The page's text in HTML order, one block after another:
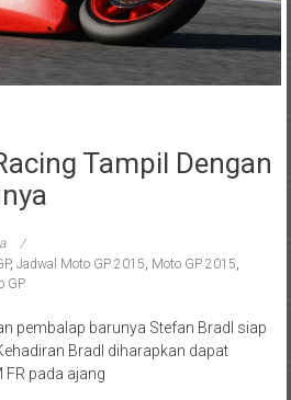
Tampil Dengan
, Jadwal Moto GP 2015 Moto GP 2015
GP
pembalap barunya Stefan Bradl siap
Bradl diharapkan dapat
pada ajang